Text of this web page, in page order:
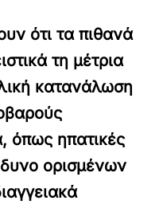
ότι τα πιθανά
τη μέτρια
κατανάλωση
όπως ηπατικές
ορισμένων